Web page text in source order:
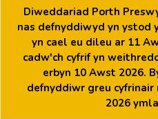
Diweddariad Porth
nas defnyddiwyd yn ystod
yn cael eu dileu ar 11
cadw'ch cyfrif yn
erbyn 10 Awst 2026.
defnyddiwr greu
2026